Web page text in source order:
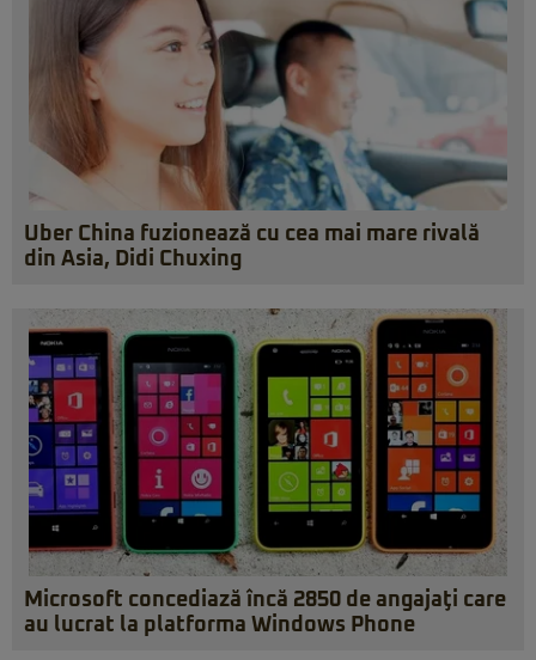
Uber China fuzionează cu cea mai mare rivală
din Asia, Didi Chuxing
Microsoft concediază încă 2850 de angajaţi care
au lucrat la platforma Windows Phone